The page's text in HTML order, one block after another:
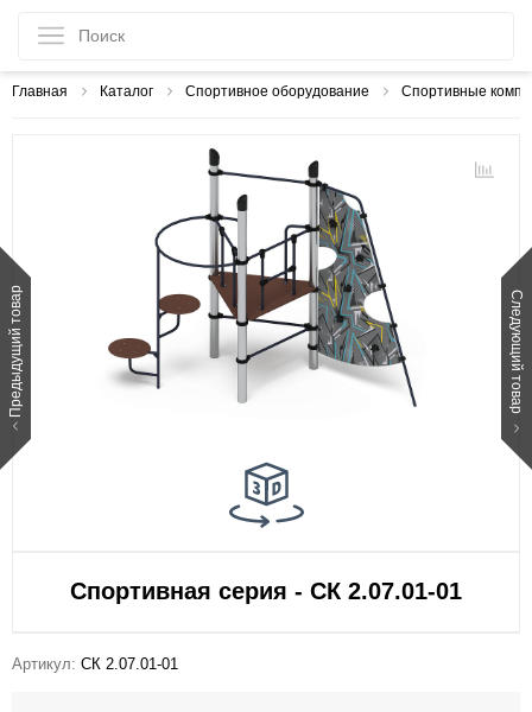
Главная Каталог Спортивное оборудование Спортивные
Предыдущий товар Следующий товар
Спортивная серия - СК 2.07.01-01
Артикул: СК 2.07.01-01